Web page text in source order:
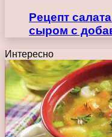
Рецепт
сыром с
Интересно